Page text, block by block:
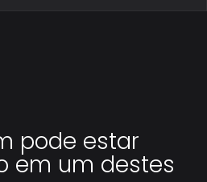
pode estar
em um destes